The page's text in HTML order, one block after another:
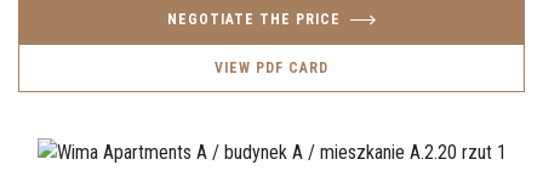
NEGOTIATE THE PRICE
VIEW PDF CARD